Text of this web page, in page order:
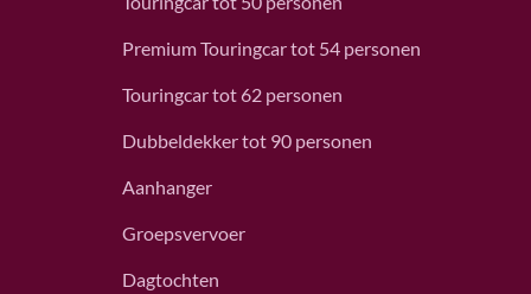
Premium Touringcar tot 54 personen
Touringcar tot 62 personen
Dubbeldekker tot 90 personen
Aanhanger
Groepsvervoer
Dagtochten